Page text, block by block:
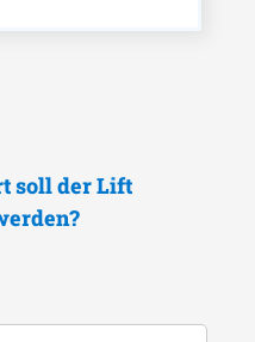
soll der Lift